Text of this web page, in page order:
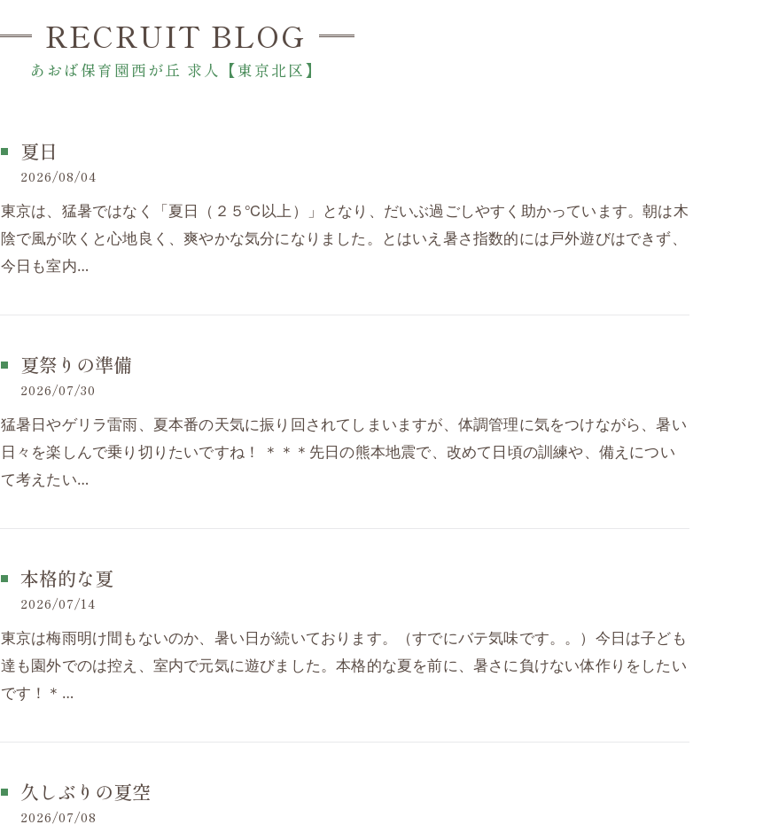
RECRUIT BLOG
あおば保育園西が丘 求人【東京北区】
夏日
2026/08/04
東京は、猛暑ではなく「夏日（２５℃以上）」となり、だいぶ過ごしやすく助かっています。朝は木
陰で風が吹くと心地良く、爽やかな気分になりました。とはいえ暑さ指数的には戸外遊びはできず、
今日も室内…
夏祭りの準備
2026/07/30
猛暑日やゲリラ雷雨、夏本番の天気に振り回されてしまいますが、体調管理に気をつけながら、暑い
日々を楽しんで乗り切りたいですね！ ＊＊＊先日の熊本地震で、改めて日頃の訓練や、備えについ
て考えたい…
本格的な夏
2026/07/14
東京は梅雨明け間もないのか、暑い日が続いております。（すでにバテ気味です。。）今日は子ども
達も園外でのは控え、室内で元気に遊びました。本格的な夏を前に、暑さに負けない体作りをしたい
です！＊…
久しぶりの夏空
2026/07/08